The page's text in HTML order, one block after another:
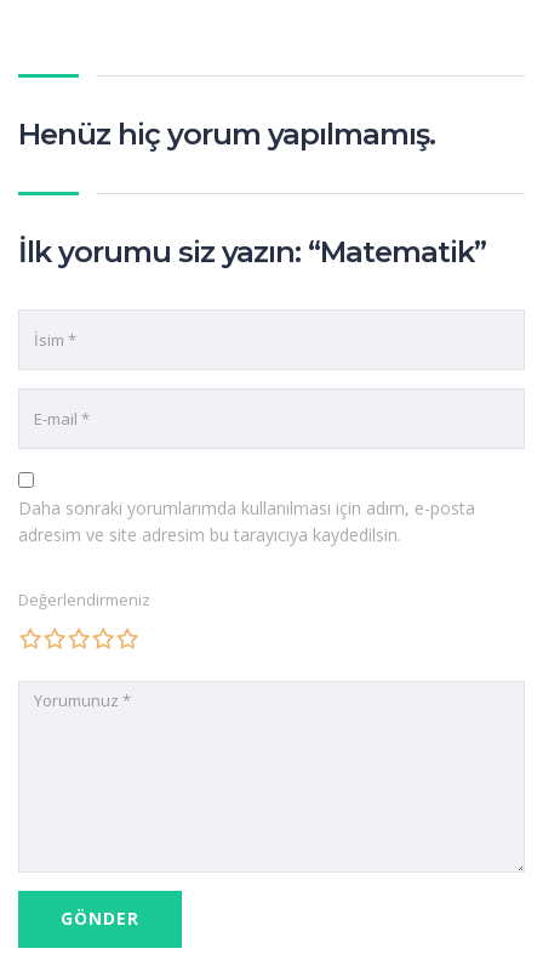
Henüz hiç yorum yapılmamış.
İlk yorumu siz yazın: “Matematik”
Daha sonraki yorumlarımda kullanılması için adım, e-posta
adresim ve site adresim bu tarayıcıya kaydedilsin.
Değerlendirmeniz